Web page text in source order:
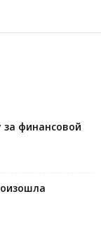
финансовой